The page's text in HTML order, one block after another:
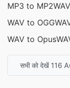
MP3 to MP2
WAV to OGG
WAV to Opus
सभी को देखें 116